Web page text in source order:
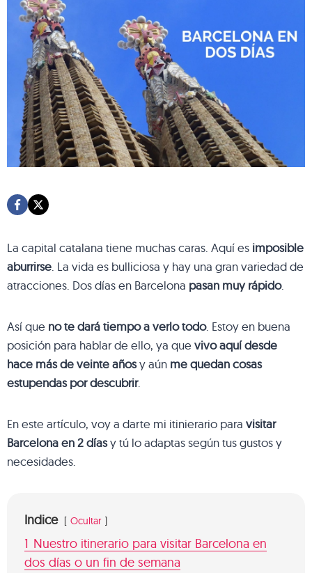
La capital catalana tiene muchas caras. Aquí es imposible
aburrirse. La vida es bulliciosa y hay una gran variedad de
atracciones. Dos días en Barcelona pasan muy rápido.
Así que no te dará tiempo a verlo todo. Estoy en buena
posición para hablar de ello, ya que vivo aquí desde
hace más de veinte añosy aún me quedan cosas
estupendas por descubrir.
En este artículo, voy a darte mi itinierario para visitar
Barcelona en 2 díasy tú lo adaptas según tus gustos y
necesidades.
Indice Ocultar
1 Nuestro itinerario para visitar Barcelona en
dos días o un fin de semana